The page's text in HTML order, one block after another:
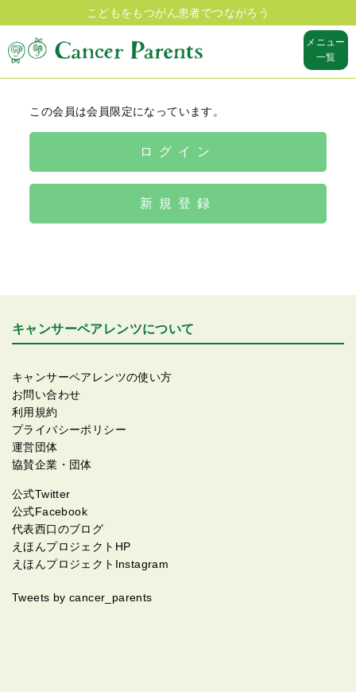
こどもをもつがん患者でつながろう
メニュー
一覧
この会員は会員限定になっています。
ログイン
新規登録
キャンサーペアレンツについて
キャンサーペアレンツの使い方
お問い合わせ
利用規約
プライバシーポリシー
運営団体
協賛企業・団体
公式Twitter
公式Facebook
代表西口のブログ
えほんプロジェクトHP
えほんプロジェクトInstagram
Tweets by cancer_parents